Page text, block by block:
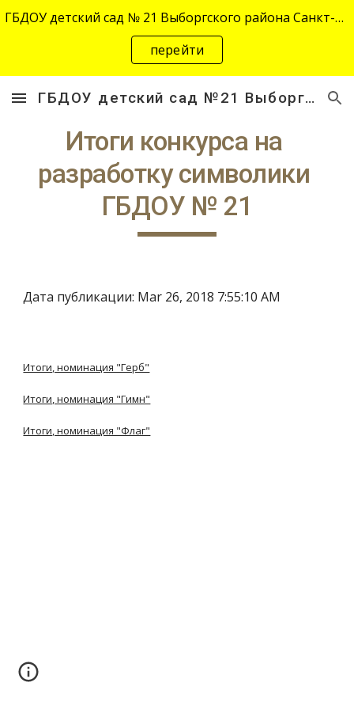
Skip to main content Skip to navigation
ГБДОУ детский сад № 21 Выборгского района Санкт-Петербурга переехал на новый адрес "site-2645.siteedu.ru".
перейти
ГБДОУ детский сад №21 Выборгского района Санкт-Петербурга
Итоги конкурса на
разработку символики
ГБДОУ № 21
Дата публикации: Mar 26, 2018 7:55:10 AM
Итоги, номинация "Герб"
Итоги, номинация "Гимн"
Итоги, номинация "Флаг"